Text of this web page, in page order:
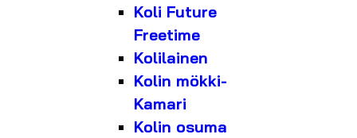
Koli Future
Freetime
Kolilainen
Kolin mökki-
Kamari
Kolin osuma